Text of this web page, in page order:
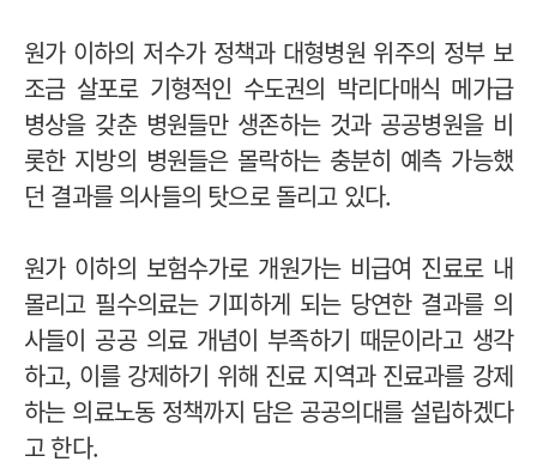
원가 이하의 저수가 정책과 대형병원 위주의 정부 보
조금 살포로 기형적인 수도권의 박리다매식 메가급
병상을 갖춘 병원들만 생존하는 것과 공공병원을 비
롯한 지방의 병원들은 몰락하는 충분히 예측 가능했
던 결과를 의사들의 탓으로 돌리고 있다.
원가 이하의 보험수가로 개원가는 비급여 진료로 내
몰리고 필수의료는 기피하게 되는 당연한 결과를 의
사들이 공공 의료 개념이 부족하기 때문이라고 생각
하고, 이를 강제하기 위해 진료 지역과 진료과를 강제
하는 의료노동 정책까지 담은 공공의대를 설립하겠다
고 한다.